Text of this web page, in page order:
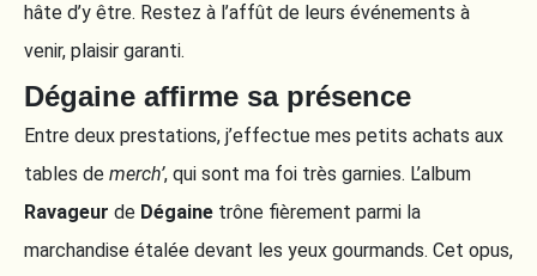
hâte d’y être. Restez à l’affût de leurs événements à
venir, plaisir garanti.
Dégaine affirme sa présence
Entre deux prestations, j’effectue mes petits achats aux
tables de merch’, qui sont ma foi très garnies. L’album
Ravageur de Dégaine trône fièrement parmi la
marchandise étalée devant les yeux gourmands. Cet opus,